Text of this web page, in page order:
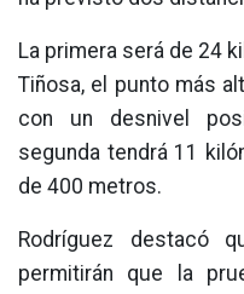
La primera será de 24
Tiñosa, el punto más
con un desnivel
segunda tendrá 11
de 400 metros.
Rodríguez destacó
permitirán que la